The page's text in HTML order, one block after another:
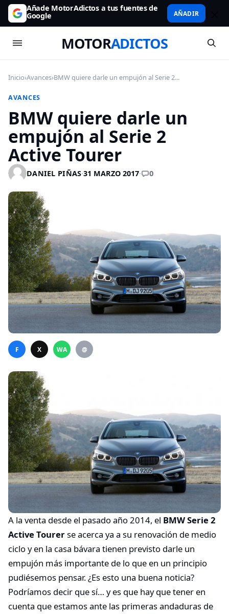
Añade MotorAdictos a tus fuentes de
Google AÑADIR
MOTORADICTOS
Inicio›Avances›BMW quiere darle un empujón al Serie 2...
AVANCES
BMW quiere darle un
empujón al Serie 2
Active Tourer
DANIEL PIÑAS·31 MARZO 2017· 0
F X WA @
A la venta desde el pasado año 2014, el BMW Serie 2
Active Tourerse acerca ya a su renovación de medio
ciclo y en la casa bávara tienen previsto darle un
empujón más importante de lo que en un principio
pudiésemos pensar. ¿Es esto una buena noticia?
Podríamos decir que sí… y es que hay que tener en
cuenta que estamos ante las primeras andaduras de